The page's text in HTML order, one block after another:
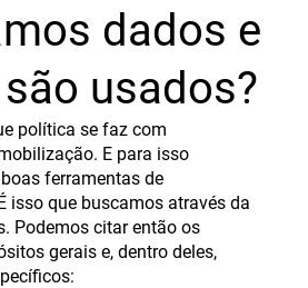
dados e
usados?
política se faz com
E para isso
ferramentas de
isso que buscamos através da
Podemos citar então os
gerais e, dentro deles,